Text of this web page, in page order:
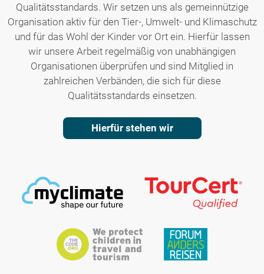
Qualitätsstandards. Wir setzen uns als gemeinnützige
Organisation aktiv für den Tier-, Umwelt- und Klimaschutz
und für das Wohl der Kinder vor Ort ein. Hierfür lassen
wir unsere Arbeit regelmäßig von unabhängigen
Organisationen überprüfen und sind Mitglied in
zahlreichen Verbänden, die sich für diese
Qualitätsstandards einsetzen.
Hierfür stehen wir